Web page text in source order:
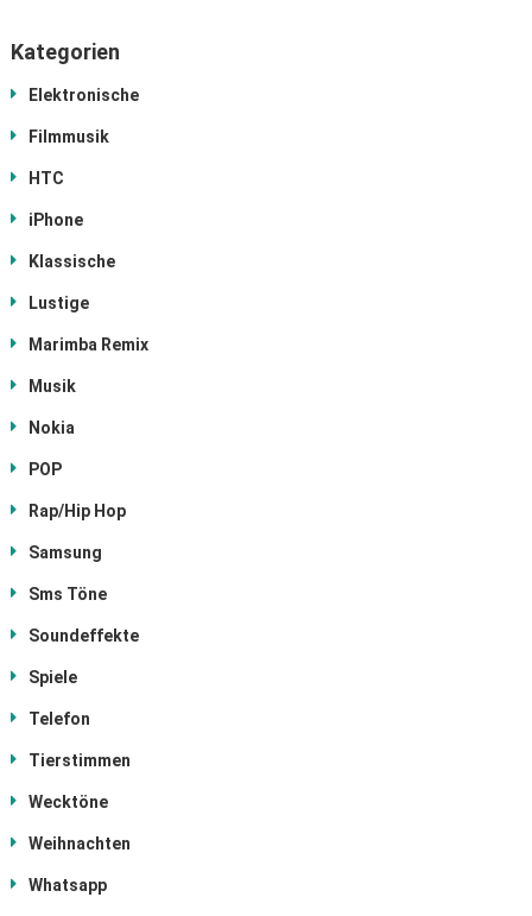
Kategorien
Elektronische
Filmmusik
HTC
iPhone
Klassische
Lustige
Marimba Remix
Musik
Nokia
POP
Rap/Hip Hop
Samsung
Sms Töne
Soundeffekte
Spiele
Telefon
Tierstimmen
Wecktöne
Weihnachten
Whatsapp